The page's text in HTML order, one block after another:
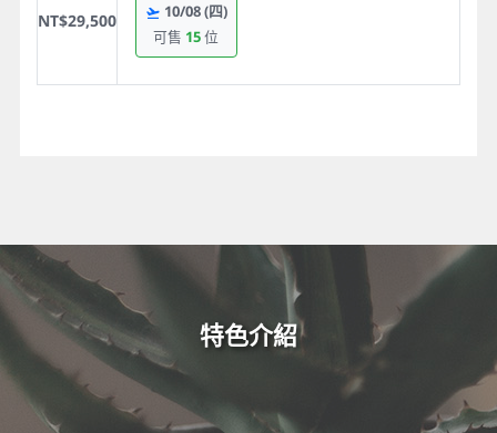
特色介紹
NT$29,500 10/08(四)
可售 15位